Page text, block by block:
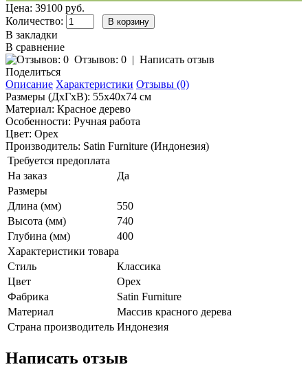
Цена: 39100 руб.
Количество:
В закладки
В сравнение
Отзывов: 0 | Написать отзыв
Поделиться
Описание Характеристики Отзывы (0)
Размеры (ДхГхВ): 55x40x74 см
Материал: Красное дерево
Особенности: Ручная работа
Цвет: Орех
Производитель: Satin Furniture (Индонезия)
Требуется предоплата
На заказ
Да
Размеры
Длина (мм)
550
Высота (мм)
740
Глубина (мм)
400
Характеристики товара
Стиль
Классика
Цвет
Орех
Фабрика
Satin Furniture
Материал
Массив красного дерева
Страна производитель Индонезия
Написать отзыв